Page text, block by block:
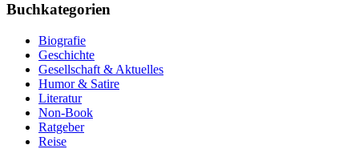
Buchkategorien
Biografie
Geschichte
Gesellschaft & Aktuelles
Humor & Satire
Literatur
Non-Book
Ratgeber
Reise